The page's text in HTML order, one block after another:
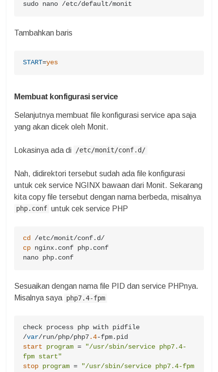
sudo nano /etc/default/monit
Tambahkan baris
START=yes
Membuat konfigurasi service
Selanjutnya membuat file konfigurasi service apa saja
yang akan dicek oleh Monit.
Lokasinya ada di /etc/monit/conf.d/
Nah, didirektori tersebut sudah ada file konfigurasi
untuk cek service NGINX bawaan dari Monit. Sekarang
kita copy file tersebut dengan nama berbeda, misalnya
php.conf untuk cek service PHP
cd
/etc/monit/conf.d/
cp nginx.conf php.conf
nano php.conf
Sesuaikan dengan nama file PID dan service PHPnya.
Misalnya saya php7.4-fpm
check process php with pidfile
/var/run/php/php7.4
-fpm.pid
start
program =
"/usr/sbin/service php7.4-
fpm start"
stop
program =
"/usr/sbin/service php7.4-fpm